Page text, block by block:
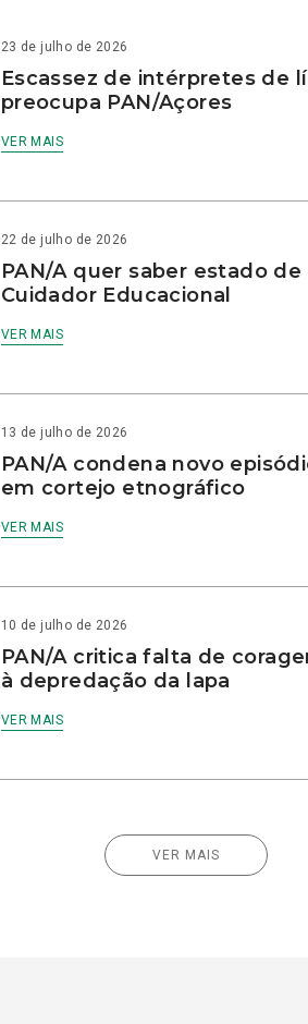
23 de julho de 2026
Escassez de intérpretes de
preocupa PAN/Açores
VER MAIS
22 de julho de 2026
PAN/A quer saber estado
Cuidador Educacional
VER MAIS
13 de julho de 2026
PAN/A condena novo
em cortejo etnográfico
VER MAIS
10 de julho de 2026
PAN/A critica falta de
à depredação da lapa
VER MAIS
VER MAIS